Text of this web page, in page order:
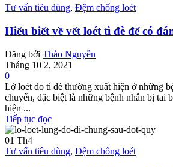
Tư vấn tiêu dùng, Đệm chống loét
Hiểu biết về vết loét tì đè để có
Đăng bởi Thảo Nguyễn
Tháng 10 2, 2021
0
Lở loét do tì đè thường xuất hiện ở những
chuyển, đặc biệt là những bệnh nhân bị tai
hiện ...
Tiếp tục đọc
01 Th4
Tư vấn tiêu dùng, Đệm chống loét